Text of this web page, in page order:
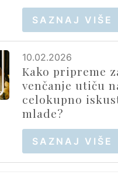
SAZNAJ VIŠE
10.02.2026
Kako pripreme
venčanje utiču
celokupno
mlade?
SAZNAJ VIŠE